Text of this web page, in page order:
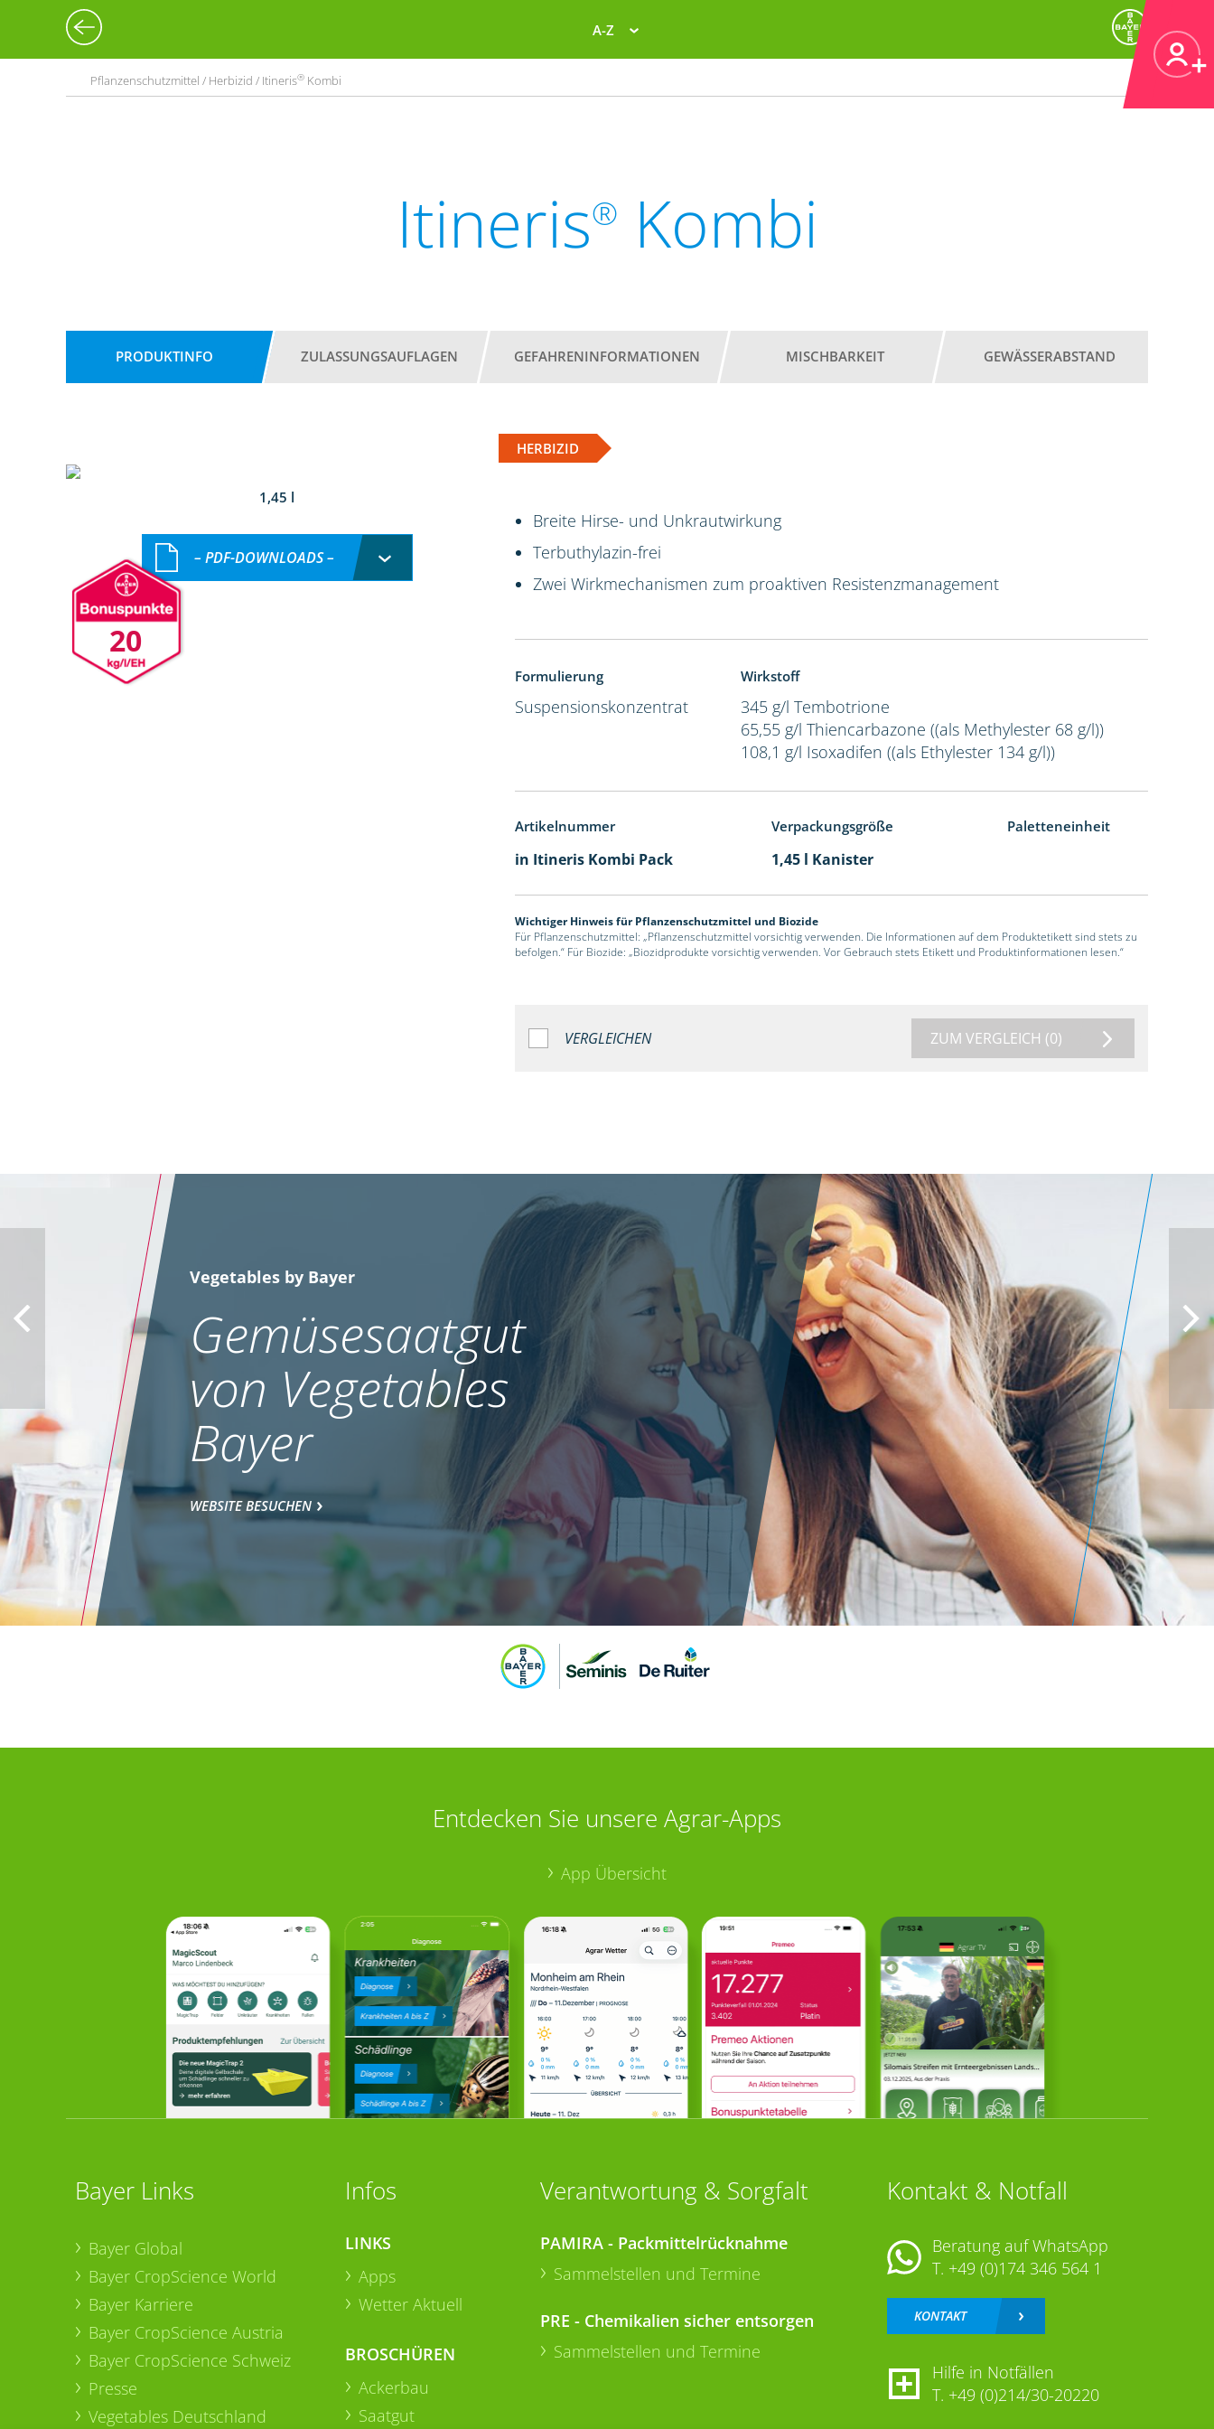
A-Z
Pflanzenschutzmittel / Herbizid / Itineris® Kombi
Itineris® Kombi
PRODUKTINFO ZULASSUNGSAUFLAGEN GEFAHRENINFORMATIONEN MISCHBARKEIT GEWÄSSERABSTAND
HERBIZID
1,45 l
20
– PDF-DOWNLOADS –
Breite Hirse- und Unkrautwirkung
Terbuthylazin-frei
Zwei Wirkmechanismen zum proaktiven Resistenzmanagement
Formulierung
Suspensionskonzentrat
Wirkstoff
345 g/l Tembotrione
65,55 g/l Thiencarbazone ((als Methylester 68 g/l))
108,1 g/l Isoxadifen ((als Ethylester 134 g/l))
Artikelnummer Verpackungsgröße Paletteneinheit
in Itineris Kombi Pack 1,45 l Kanister
Wichtiger Hinweis für Pflanzenschutzmittel und Biozide
Für Pflanzenschutzmittel: „Pflanzenschutzmittel vorsichtig verwenden. Die Informationen auf dem Produktetikett sind stets zu
befolgen.“ Für Biozide: „Biozidprodukte vorsichtig verwenden. Vor Gebrauch stets Etikett und Produktinformationen lesen.“
VERGLEICHEN ZUM VERGLEICH (0)
Vegetables by Bayer
Gemüsesaatgut
von Vegetables
Bayer
WEBSITE BESUCHEN
Entdecken Sie unsere Agrar-Apps
App Übersicht
Bayer Links
Bayer Global
Bayer CropScience World
Bayer Karriere
Bayer CropScience Austria
Bayer CropScience Schweiz
Presse
Vegetables Deutschland
Infos
LINKS
Apps
Wetter Aktuell
BROSCHÜREN
Ackerbau
Saatgut
Verantwortung & Sorgfalt
PAMIRA - Packmittelrücknahme
Sammelstellen und Termine
PRE - Chemikalien sicher entsorgen
Sammelstellen und Termine
Kontakt & Notfall
Beratung auf WhatsApp
T. +49 (0)174 346 564 1
KONTAKT
Hilfe in Notfällen
T. +49 (0)214/30-20220